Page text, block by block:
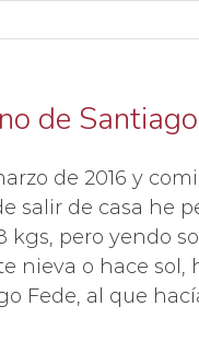
de
de 2016 y
salir de casa he
kgs, pero yendo
te nieva o hace
Fede, al que